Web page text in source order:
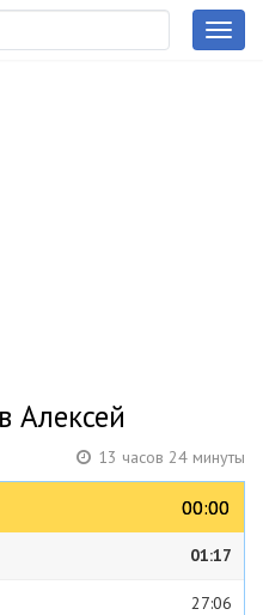
Алексей
13 часов 24 минуты
00:00
00:00
01:17
27:06